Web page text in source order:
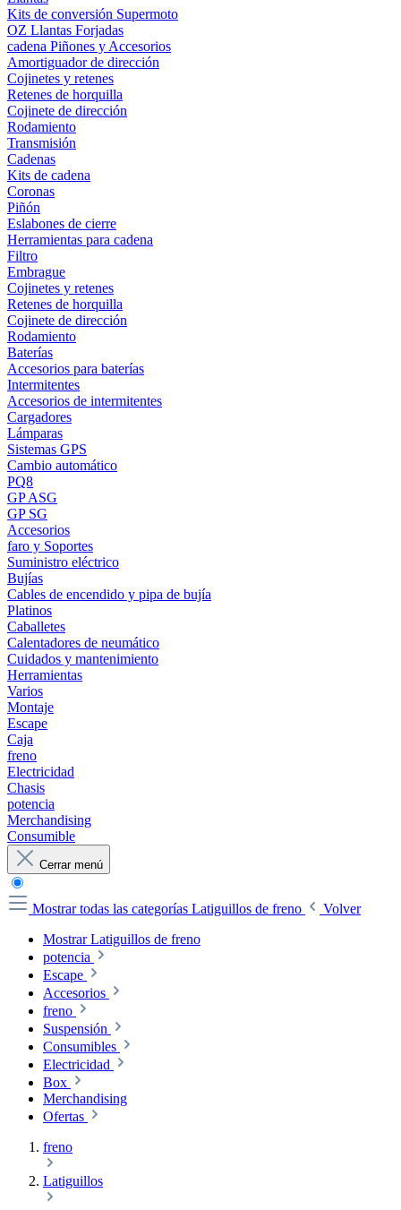
Kits de conversión Supermoto
OZ Llantas Forjadas
cadena Piñones y Accesorios
Amortiguador de dirección
Cojinetes y retenes
Retenes de horquilla
Cojinete de dirección
Rodamiento
Transmisión
Cadenas
Kits de cadena
Coronas
Piñón
Eslabones de cierre
Herramientas para cadena
Filtro
Embrague
Cojinetes y retenes
Retenes de horquilla
Cojinete de dirección
Rodamiento
Baterías
Accesorios para baterías
Intermitentes
Accesorios de intermitentes
Cargadores
Lámparas
Sistemas GPS
Cambio automático
PQ8
GP ASG
GP SG
Accesorios
faro y Soportes
Suministro eléctrico
Bujías
Cables de encendido y pipa de bujía
Platinos
Caballetes
Calentadores de neumático
Cuidados y mantenimiento
Herramientas
Varios
Montaje
Escape
Caja
freno
Electricidad
Chasis
potencia
Merchandising
Consumible
Cerrar menú
Mostrar todas las categorías Latiguillos de freno
Volver
Mostrar Latiguillos de freno
potencia
Escape
Accesorios
freno
Suspensión
Consumibles
Electricidad
Box
Merchandising
Ofertas
freno
Latiguillos